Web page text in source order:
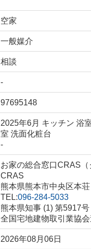
空家
一般媒介
相談
-
97695148
2025年6月 キッチン 浴
室 洗面化粧台
-
お家の総合窓口CRAS（
CRAS
熊本県熊本市中央区本
TEL:096-284-5033
熊本県知事 (1) 第5917号
全国宅地建物取引業協
2026年08月06日